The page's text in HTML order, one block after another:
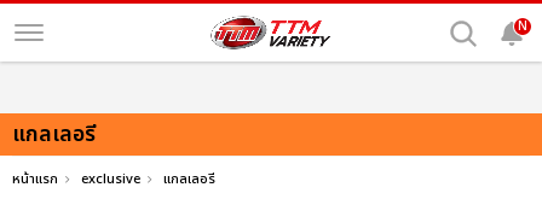
N
แกลเลอรี
หน้าแรก exclusive แกลเลอรี